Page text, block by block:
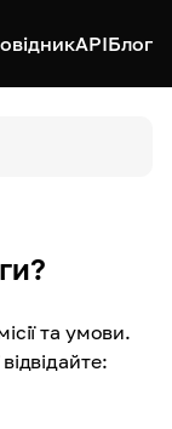
APIБлог
та умови.